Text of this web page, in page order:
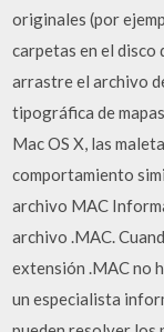
originales (por
carpetas en el
arrastre el archivo
tipográfica de
Mac OS X, las
comportamiento
archivo MAC
archivo .MAC.
extensión .MAC no
un especialista